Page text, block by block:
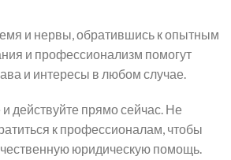
и нервы, обратившись к опытным
и профессионализм помогут
и интересы в любом случае.
действуйте прямо сейчас. Не
к профессионалам, чтобы
юридическую помощь.